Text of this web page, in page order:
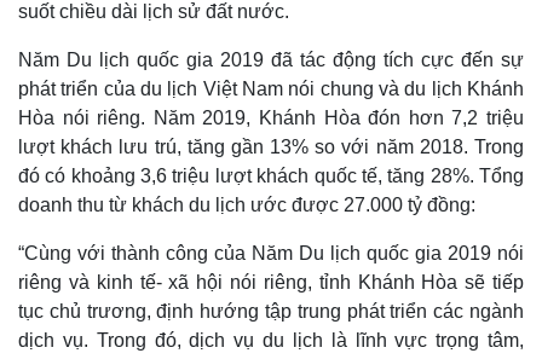
suốt chiều dài lịch sử đất nước.
Năm Du lịch quốc gia 2019 đã tác động tích cực đến sự
phát triển của du lịch Việt Nam nói chung và du lịch Khánh
Hòa nói riêng. Năm 2019, Khánh Hòa đón hơn 7,2 triệu
lượt khách lưu trú, tăng gần 13% so với năm 2018. Trong
đó có khoảng 3,6 triệu lượt khách quốc tế, tăng 28%. Tổng
doanh thu từ khách du lịch ước được 27.000 tỷ đồng:
“Cùng với thành công của Năm Du lịch quốc gia 2019 nói
riêng và kinh tế- xã hội nói riêng, tỉnh Khánh Hòa sẽ tiếp
tục chủ trương, định hướng tập trung phát triển các ngành
dịch vụ. Trong đó, dịch vụ du lịch là lĩnh vực trọng tâm,